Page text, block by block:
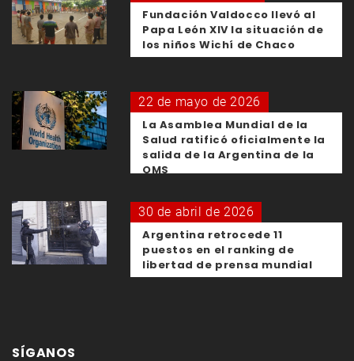
Fundación Valdocco llevó al
Papa León XIV la situación de
los niños Wichí de Chaco
22 de mayo de 2026
La Asamblea Mundial de la
Salud ratificó oficialmente la
salida de la Argentina de la
OMS
30 de abril de 2026
Argentina retrocede 11
puestos en el ranking de
libertad de prensa mundial
SÍGANOS